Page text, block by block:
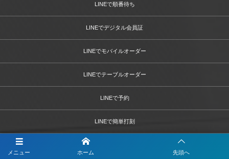
メニュー ホーム 先頭へ
LINEで順番待ち
LINEでデジタル会員証
LINEでモバイルオーダー
LINEでテーブルオーダー
LINEで予約
LINEで簡単打刻